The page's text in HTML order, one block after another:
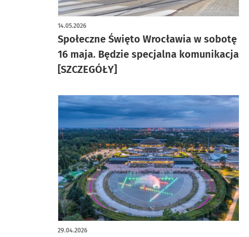
Społeczne Święto Wrocławia w sobotę
16 maja. Będzie specjalna komunikacja
[SZCZEGÓŁY]
14.05.2026
29.04.2026